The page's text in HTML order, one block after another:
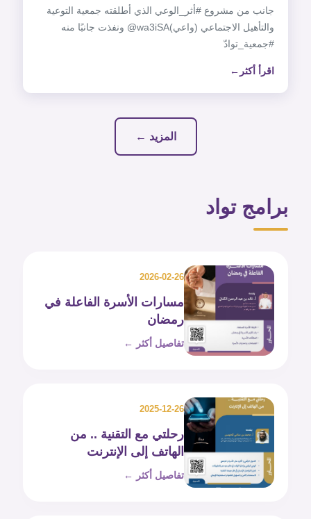
جانب من مشروع ‎#أثر_الوعي الذي أطلقته جمعية التوعية
والتأهيل الاجتماعي (واعي)‎@wa3iSA ونفذت جانبًا منه
اقرأ أكثر
المزيد ←
برامج تواد
2026-02-26
مسارات الأسرة الفاعلة في
رمضان
تفاصيل أكثر ←
2025-12-26
رحلتي مع التقنية .. من
الهاتف إلى الإنترنت
تفاصيل أكثر ←